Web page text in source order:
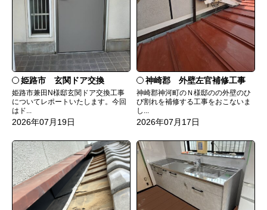
姫路市 玄関ドア交換
姫路市兼田N様邸玄関ドア交換工事
についてレポートいたします。今回
はド...
2026年07月19日
神崎郡 外壁左官補修工事
神崎郡神河町のＮ様邸のの外壁のひ
び割れを補修する工事をおこないま
し...
2026年07月17日